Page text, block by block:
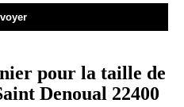
pour la taille de
Denoual 22400